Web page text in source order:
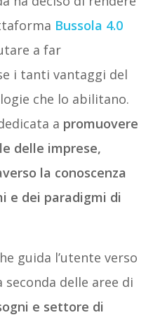
Bussola 4.0
a far
i tanti vantaggi del
che lo abilitano.
a promuovere
delle imprese,
la conoscenza
e dei paradigmi di
guida l’utente verso
delle aree di
e settore di